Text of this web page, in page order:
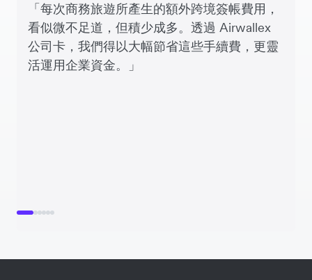
「每次商務旅遊所產生的額外跨境簽帳費用，
看似微不足道，但積少成多。透過 Airwallex
公司卡，我們得以大幅節省這些手續費，更靈
活運用企業資金。」